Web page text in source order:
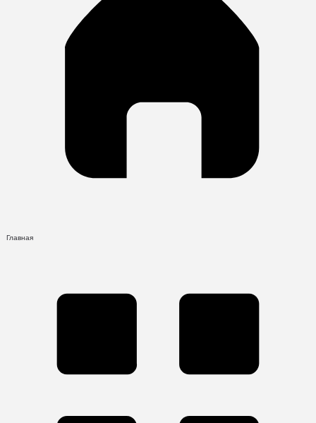
Главная